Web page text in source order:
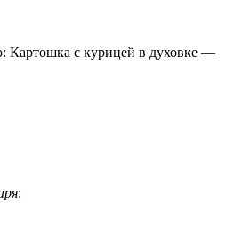
Картошка с курицей в духовке —
: